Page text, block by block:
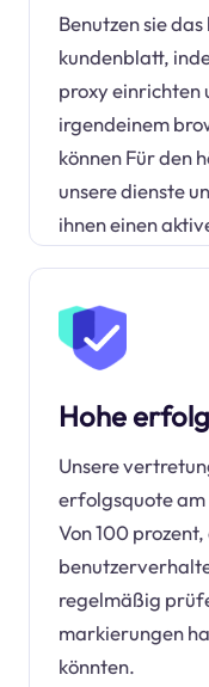
Benutzen sie
kundenblatt,
proxy einrichten
irgendeinem
können Für den
unsere dienste
ihnen einen
Hohe
Unsere
erfolgsquote
Von 100
regelmäßig
markierungen
könnten.